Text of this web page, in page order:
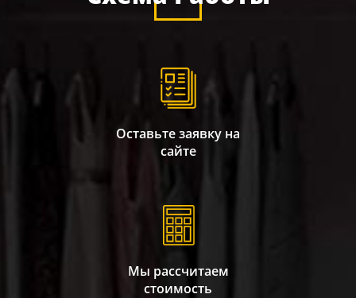
Оставьте заявку на
сайте
Мы рассчитаем
стоимость